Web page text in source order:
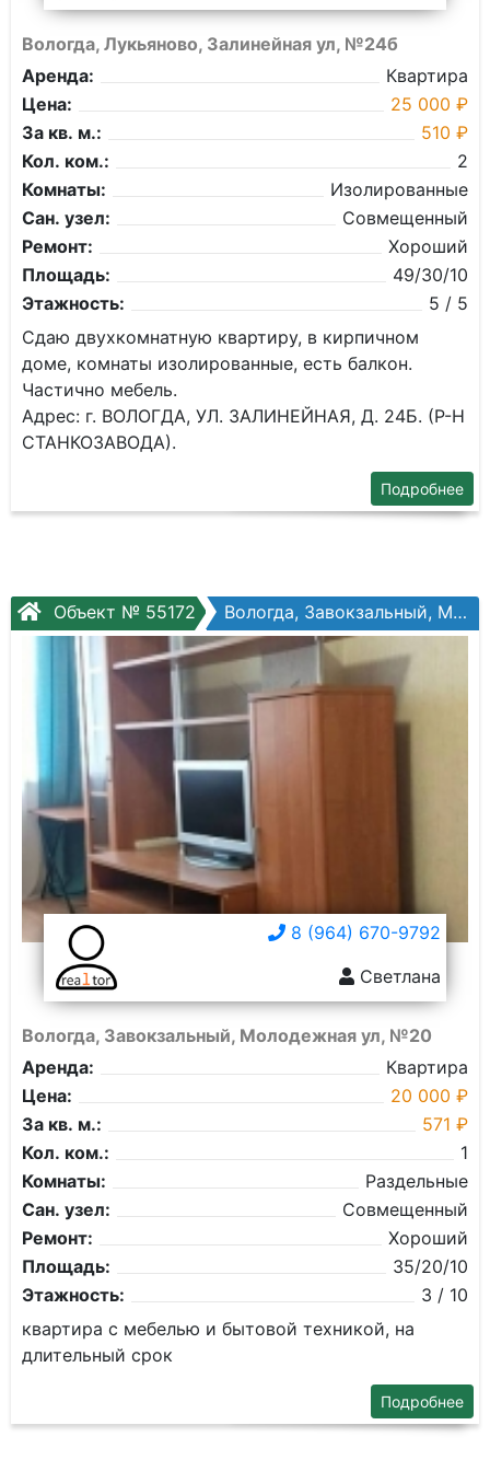
Вологда, Лукьяново, Залинейная ул, №24б
Аренда:
Квартира
Цена:
25 000 ₽
За кв. м.:
510 ₽
Кол. ком.:
2
Комнаты:
Изолированные
Сан. узел:
Совмещенный
Ремонт:
Хороший
Площадь:
49/30/10
Этажность:
5 / 5
Сдаю двухкомнатную квартиру, в кирпичном
доме, комнаты изолированные, есть балкон.
Частично мебель.
Адрес: г. ВОЛОГДА, УЛ. ЗАЛИНЕЙНАЯ, Д. 24Б. (Р-Н
СТАНКОЗАВОДА).
Подробнее
Объект № 55172 Вологда, Завокзальный, Молодежная ул, №20
8 (964) 670-9792
Светлана
Вологда, Завокзальный, Молодежная ул, №20
Аренда:
Квартира
Цена:
20 000 ₽
За кв. м.:
571 ₽
Кол. ком.:
1
Комнаты:
Раздельные
Сан. узел:
Совмещенный
Ремонт:
Хороший
Площадь:
35/20/10
Этажность:
3 / 10
квартира с мебелью и бытовой техникой, на
длительный срок
Подробнее